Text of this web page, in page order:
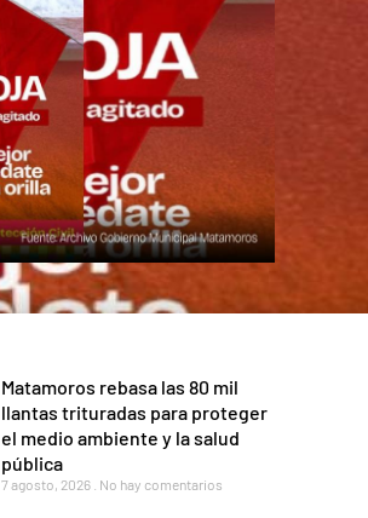
Matamoros rebasa las 80 mil
llantas trituradas para proteger
el medio ambiente y la salud
pública
7 agosto, 2026 No hay comentarios